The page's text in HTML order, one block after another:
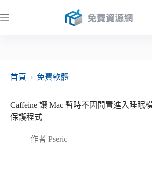
至
首頁
› 免費軟體
Caffeine 讓 Mac 暫時不因閒置進入睡眠
保護程式
作者 Pseric